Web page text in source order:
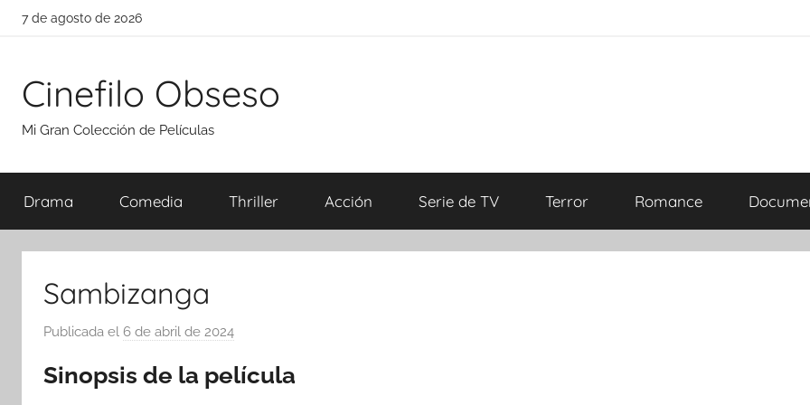
Saltar
7 de agosto de 2026
Cinefilo Obseso
Mi Gran Colección de Películas
Drama Comedia Thriller Acción Serie de TV Terror Romance
Sambizanga
Publicada el 6 de abril de 2024
r
Sinopsis de la película